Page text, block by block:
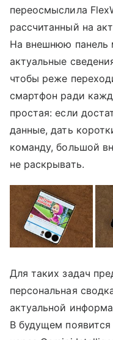
переосмыслила
рассчитанный на
На внешнюю панель
актуальные
чтобы реже
смартфон ради
простая: если
данные, дать
команду, большой
не раскрывать.
Для таких задач
персональная
актуальной
В будущем